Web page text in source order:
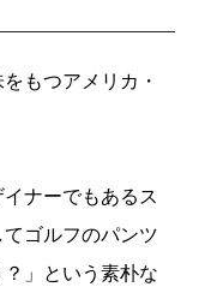
もつアメリカ・
ナーでもあるス
ゴルフのパンツ
」という素朴な